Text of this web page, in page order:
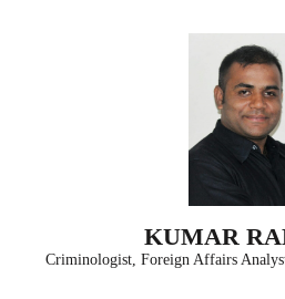
KUMAR
Criminologist, Foreign Affairs